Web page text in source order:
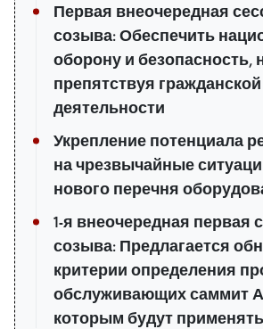
Первая внеочередная
созыва: Обеспечить
оборону и безопасность,
препятствуя гражданской
деятельности
Укрепление потенциала
на чрезвычайные
нового перечня
1-я внеочередная первая
созыва: Предлагается
критерии определения
обслуживающих саммит
которым будут